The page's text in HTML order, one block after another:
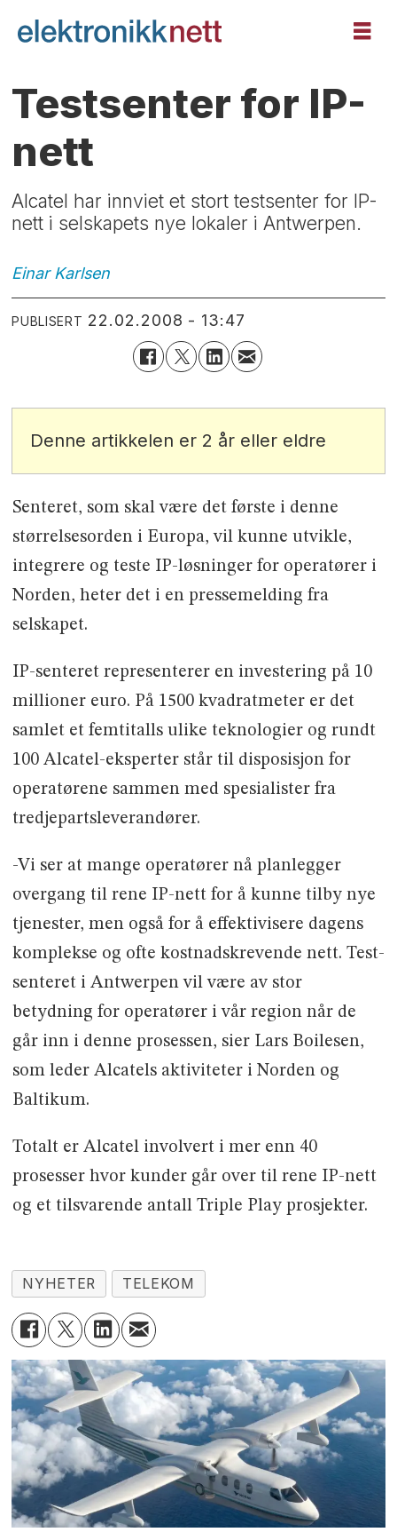
Testsenter for IP-
nett
Alcatel har innviet et stort testsenter for IP-
nett i selskapets nye lokaler i Antwerpen.
Einar Karlsen
PUBLISERT 22.02.2008 - 13:47
Denne artikkelen er 2 år eller eldre
Senteret, som skal være det første i denne
størrelsesorden i Europa, vil kunne utvikle,
integrere og teste IP-løsninger for operatører i
Norden, heter det i en pressemelding fra
selskapet.
IP-senteret representerer en investering på 10
millioner euro. På 1500 kvadratmeter er det
samlet et femtitalls ulike teknologier og rundt
100 Alcatel-eksperter står til disposisjon for
operatørene sammen med spesialister fra
tredjepartsleverandører.
-Vi ser at mange operatører nå planlegger
overgang til rene IP-nett for å kunne tilby nye
tjenester, men også for å effektivisere dagens
komplekse og ofte kostnadskrevende nett. Test-
senteret i Antwerpen vil være av stor
betydning for operatører i vår region når de
går inn i denne prosessen, sier Lars Boilesen,
som leder Alcatels aktiviteter i Norden og
Baltikum.
Totalt er Alcatel involvert i mer enn 40
prosesser hvor kunder går over til rene IP-nett
og et tilsvarende antall Triple Play prosjekter.
NYHETER TELEKOM